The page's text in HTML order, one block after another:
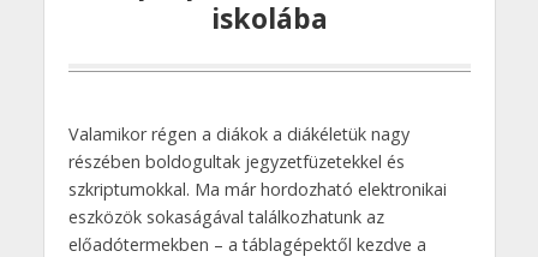
iskolába
Valamikor régen a diákok a diákéletük nagy
részében boldogultak jegyzetfüzetekkel és
szkriptumokkal. Ma már hordozható elektronikai
eszközök sokaságával találkozhatunk az
előadótermekben – a táblagépektől kezdve a